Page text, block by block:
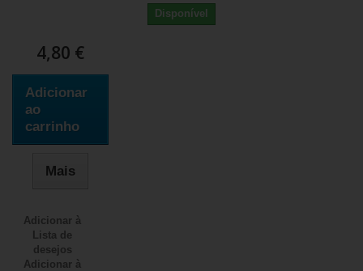
Disponível
4,80 €
Adicionar
ao
carrinho
Mais
Adicionar à
Lista de
desejos
Adicionar à